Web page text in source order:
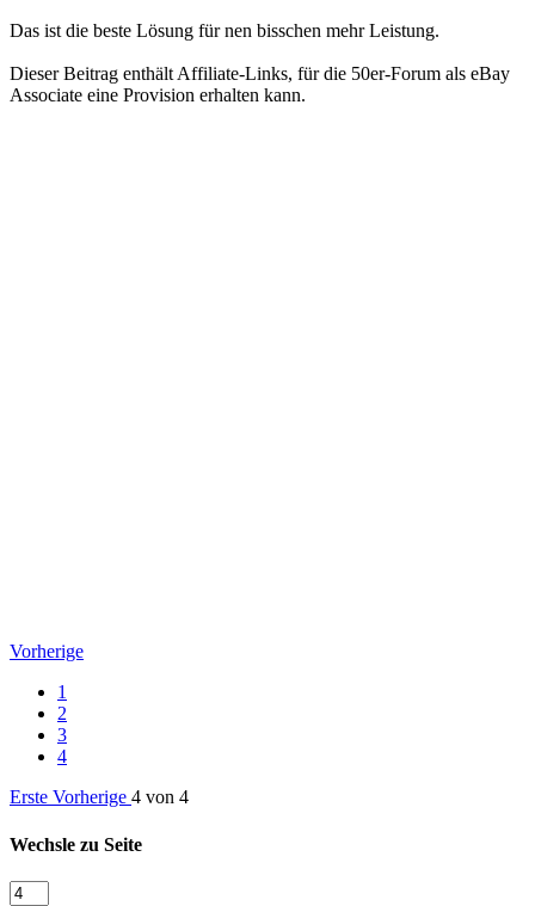
Das ist die beste Lösung für nen bisschen mehr Leistung.
Dieser Beitrag enthält Affiliate-Links, für die 50er-Forum als eBay
Associate eine Provision erhalten kann.
Vorherige
1
2
3
4
Erste Vorherige 4 von 4
Wechsle zu Seite